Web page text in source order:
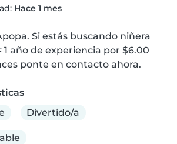
Hace 1 mes
Si estás buscando niñera
1 año de experiencia por $6.00
ponte en contacto ahora.
Divertido/a